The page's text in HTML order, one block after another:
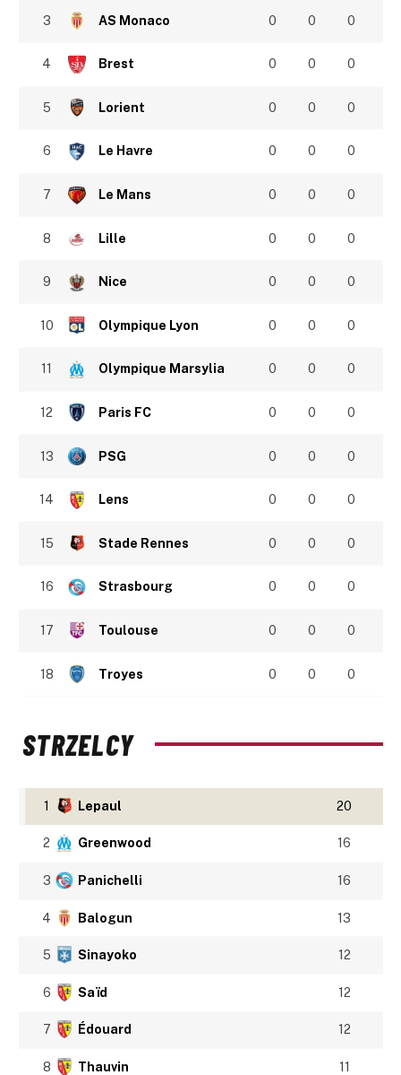
3 AS Monaco 0 0 0
4 Brest 0 0 0
5 Lorient 0 0 0
6 Le Havre 0 0 0
7 Le Mans 0 0 0
8 Lille 0 0 0
9 Nice 0 0 0
10 Olympique Lyon 0 0 0
11 Olympique Marsylia 0 0 0
12 Paris FC 0 0 0
13 PSG 0 0 0
14 Lens 0 0 0
15 Stade Rennes 0 0 0
16 Strasbourg 0 0 0
17 Toulouse 0 0 0
18 Troyes 0 0 0
STRZELCY
1 Lepaul 20
2 Greenwood 16
3 Panichelli 16
4 Balogun 13
5 Sinayoko 12
6 Saïd 12
7 Édouard 12
8 Thauvin 11